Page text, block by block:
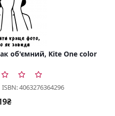
об'ємний, Kite One color
ISBN: 4063276364296